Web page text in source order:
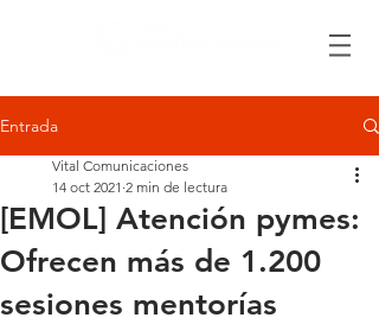
Entrada
[EMOL] Atención pymes:
Ofrecen más de 1.200
sesiones mentorías
Vital Comunicaciones
14 oct 2021 2 min de lectura